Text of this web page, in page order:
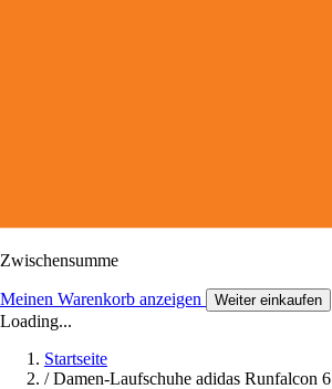
Zwischensumme
Meinen Warenkorb anzeigen Weiter einkaufen
Loading...
Startseite
/ Damen-Laufschuhe adidas Runfalcon 6